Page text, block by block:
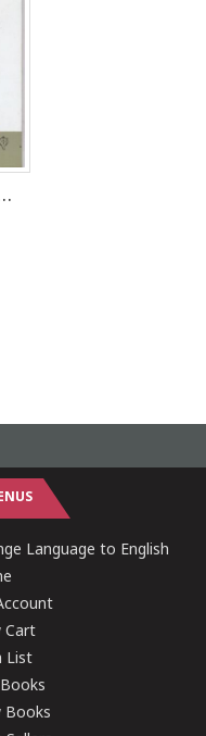
ജ്ഞാനപ്പന
Language to English
Cart
List
Books